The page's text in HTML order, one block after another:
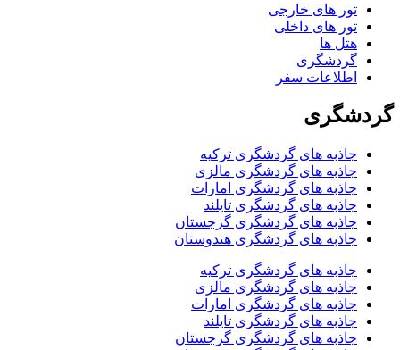
تور های خارجی
تور های داخلی
هتل ها
گردشگری
اطلاعات سفر
گردشگری
جاذبه های گردشگری ترکیه
جاذبه های گردشگری مالزی
جاذبه های گردشگری امارات
جاذبه های گردشگری تایلند
جاذبه های گردشگری گرجستان
جاذبه های گردشگری هندوستان
جاذبه های گردشگری ترکیه
جاذبه های گردشگری مالزی
جاذبه های گردشگری امارات
جاذبه های گردشگری تایلند
جاذبه های گردشگری گرجستان